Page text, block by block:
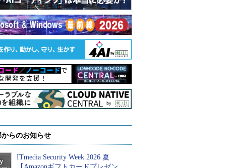
らのお知らせ
ITmedia Security Week 2026 夏